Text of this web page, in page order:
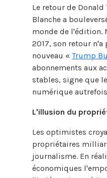
Le retour de Donald
Blanche a
monde de l'édition.
2017, son retour n'a
nouveau « Trump
abonnements aux
stables, signe que
numérique
L'illusion du
Les optimistes
propriétaires
journalisme. En
économiques